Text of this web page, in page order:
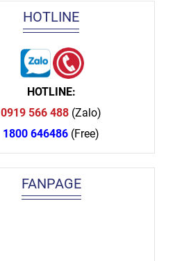
HOTLINE
HOTLINE:
0919 566 488 (Zalo)
1800 646486 (Free)
FANPAGE